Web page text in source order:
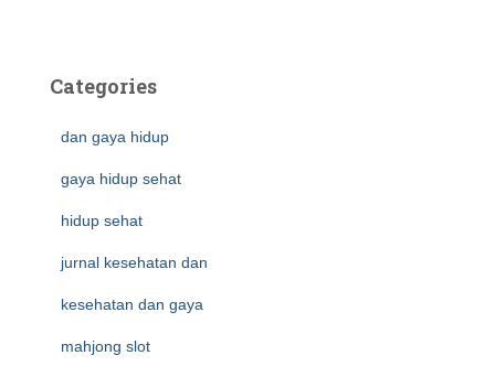
Categories
dan gaya hidup
gaya hidup sehat
hidup sehat
jurnal kesehatan dan
kesehatan dan gaya
mahjong slot